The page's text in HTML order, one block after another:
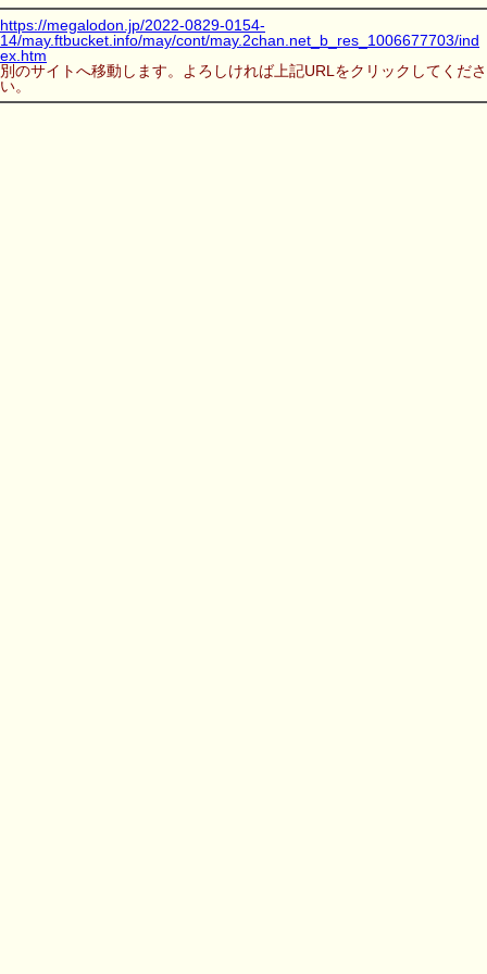
https://megalodon.jp/2022-0829-0154-
14/may.ftbucket.info/may/cont/may.2chan.net_b_res_1006677703/ind
ex.htm
別のサイトへ移動します。よろしければ上記URLをクリックしてくださ
い。